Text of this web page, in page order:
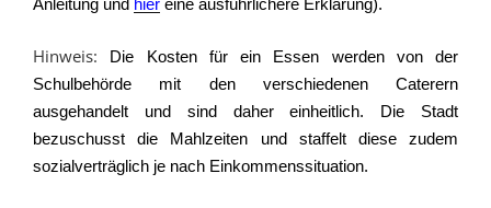
Anleitung und hier eine ausführlichere Erklärung).
Hinweis:
Die Kosten für ein Essen werden von der
Schulbehörde mit den verschiedenen Caterern
ausgehandelt und sind daher einheitlich. Die Stadt
bezuschusst die Mahlzeiten und staffelt diese zudem
sozialverträglich je nach Einkommenssituation.